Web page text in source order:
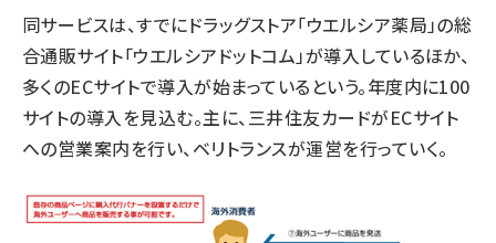
同サービスは、すでにドラッグストア「ウエルシア薬局」の総
合通販サイト「ウエルシアドットコム」が導入しているほか、
多くのECサイトで導入が始まっているという。年度内に100
サイトの導入を見込む。主に、三井住友カードがECサイト
への営業案内を行い、ベリトランスが運営を行っていく。